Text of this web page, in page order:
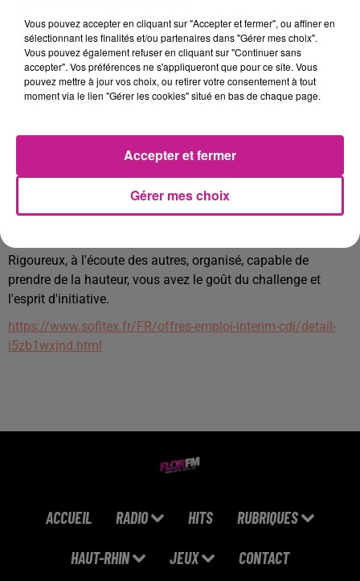
Mission de 3 mois avec possibilité de renouvellement.
Temps plein, rémunération au Smic + 13ème mois + Tickets
restaurants.
PROFIL RECHERCHÉ
A l'aise avec les outils informatiques notamment Excel, des
Rigoureux, à l'écoute des autres, organisé, capable de
prendre de la hauteur, vous avez le goût du challenge et
l'esprit d'initiative.
https://www.sofitex.fr/FR/offres-emploi-interim-cdi/detail-
i5zb1wxjnd.html
ACCUEIL RADIO HITS RUBRIQUES
HAUT-RHIN JEUX CONTACT
Vous pouvez accepter en cliquant sur "Accepter et fermer", ou affiner en
sélectionnant les finalités et/ou partenaires dans "Gérer mes choix".
Vous pouvez également refuser en cliquant sur "Continuer sans
accepter". Vos préférences ne s'appliqueront que pour ce site. Vous
pouvez mettre à jour vos choix, ou retirer votre consentement à tout
moment via le lien "Gérer les cookies" situé en bas de chaque page.
Gérer mes choix
Accepter et fermer